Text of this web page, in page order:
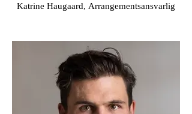
Katrine Haugaard, Arrangementsansvarlig